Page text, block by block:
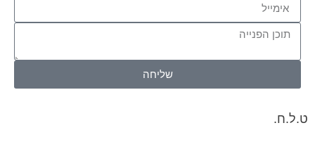
שליחה
ט.ל.ח.